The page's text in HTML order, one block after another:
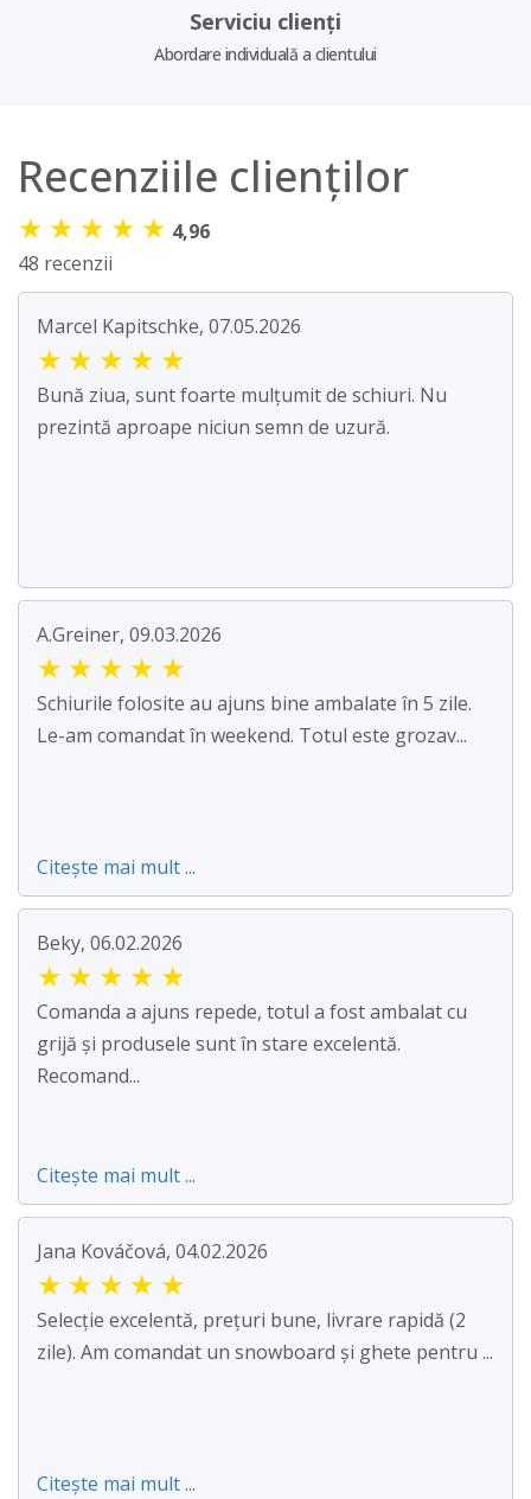
Serviciu clienți
Abordare individuală a clientului
Recenziile clienților
★ ★ ★ ★ ★ 4,96
48 recenzii
Marcel Kapitschke, 07.05.2026
★ ★ ★ ★ ★
Bună ziua, sunt foarte mulțumit de schiuri. Nu
prezintă aproape niciun semn de uzură.
A.Greiner, 09.03.2026
★ ★ ★ ★ ★
Schiurile folosite au ajuns bine ambalate în 5 zile.
Le-am comandat în weekend. Totul este grozav...
Citește mai mult ...
Beky, 06.02.2026
★ ★ ★ ★ ★
Comanda a ajuns repede, totul a fost ambalat cu
grijă și produsele sunt în stare excelentă.
Recomand...
Citește mai mult ...
Jana Kováčová, 04.02.2026
★ ★ ★ ★ ★
Selecție excelentă, prețuri bune, livrare rapidă (2
zile). Am comandat un snowboard și ghete pentru ...
Citește mai mult ...